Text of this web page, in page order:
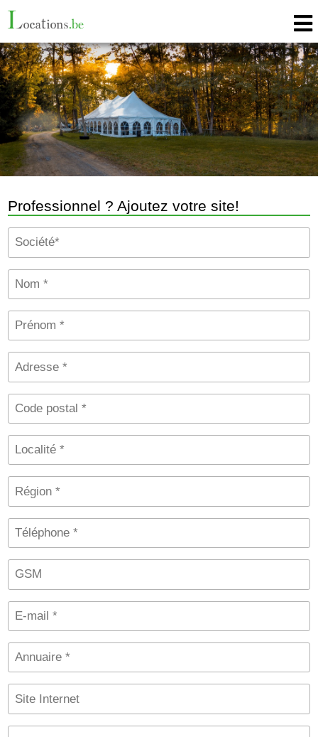
Professionnel ? Ajoutez votre site!